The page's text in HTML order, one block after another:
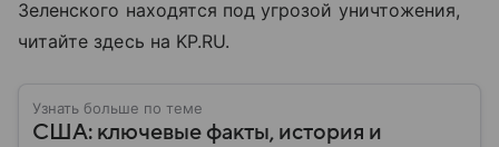
Зеленского находятся под угрозой уничтожения,
читайте здесь на KP.RU.
Узнать больше по теме
США: ключевые факты, история и